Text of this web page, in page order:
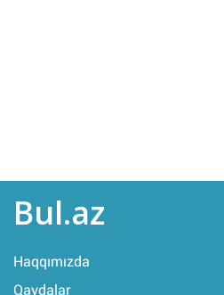
Bul.az
Haqqımızda
Qaydalar